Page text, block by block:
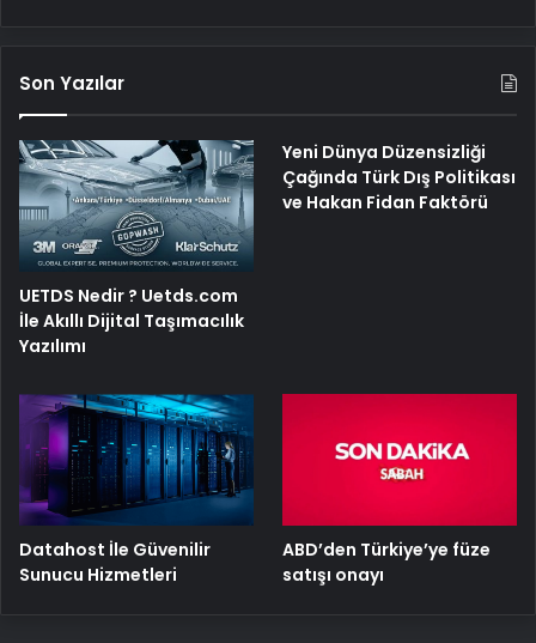
Son Yazılar
UETDS Nedir ? Uetds.com
İle Akıllı Dijital Taşımacılık
Yazılımı
Yeni Dünya Düzensizliği
Çağında Türk Dış Politikası
ve Hakan Fidan Faktörü
Datahost İle Güvenilir
Sunucu Hizmetleri
ABD’den Türkiye’ye füze
satışı onayı